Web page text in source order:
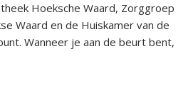
Hoeksche Waard, Zorggroep
Waard en de Huiskamer van de
Wanneer je aan de beurt bent,